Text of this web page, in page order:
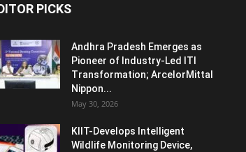
PICKS
Andhra Pradesh Emerges as
Pioneer of Industry-Led ITI
Transformation; ArcelorMittal
Nippon...
May 30, 2026
KIIT-Develops Intelligent
Wildlife Monitoring Device,